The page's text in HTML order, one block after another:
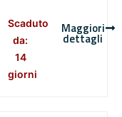
Scaduto
da:
14
giorni
Maggiori
dettagli